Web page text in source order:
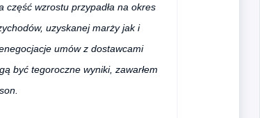
część wzrostu przypadła na okres
uzyskanej marży jak i
umów z dostawcami
być tegoroczne wyniki, zawarłem